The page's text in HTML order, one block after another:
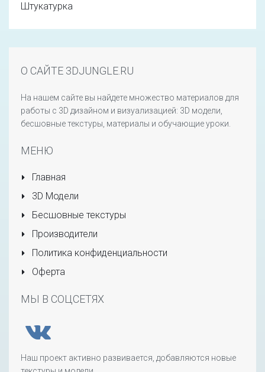
Штукатурка
О САЙТЕ 3DJUNGLE.RU
На нашем сайте вы найдете множество материалов для
работы с 3D дизайном и визуализацией: 3D модели,
бесшовные текстуры, материалы и обучающие уроки.
МЕНЮ
Главная
3D Модели
Бесшовные текстуры
Производители
Политика конфиденциальности
Оферта
МЫ В СОЦСЕТЯХ
Наш проект активно развивается, добавляются новые